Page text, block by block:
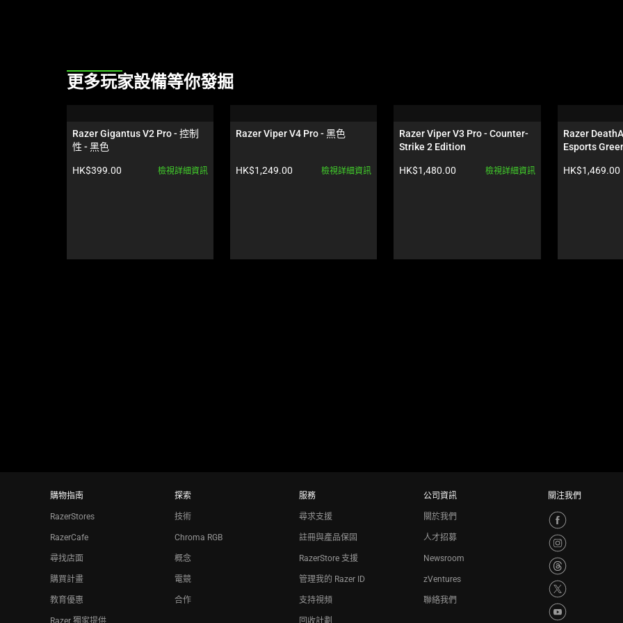
This
carousel.
Use
and
or
更多玩家設備等你發掘
Razer Gigantus V2 Pro - 控制
性 - 黑色
產品價格:
HK$399.00 檢視詳細資訊
Razer Viper V4 Pro - 黑色
產品價格:
HK$1,249.00 檢視詳細資訊
Razer Viper V3 Pro - Counter-
Strike 2 Edition
產品價格:
HK$1,480.00 檢視詳細資訊
Razer
Esports
產品價格:
HK$1,469.00
購物指南
RazerStores
RazerCafe
尋找店面
購買計畫
教育優惠
Razer 獨家提供
探索
技術
Chroma RGB
概念
電競
合作
服務
尋求支援
註冊與產品保固
RazerStore 支援
管理我的 Razer ID
支持視頻
回收計劃
公司資訊
關於我們
人才招募
Newsroom
zVentures
聯絡我們
關注我們